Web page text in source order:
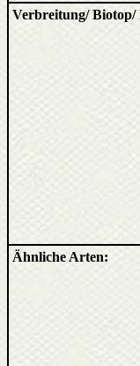
Verbreitung/ Biotop/
Ähnliche Arten: